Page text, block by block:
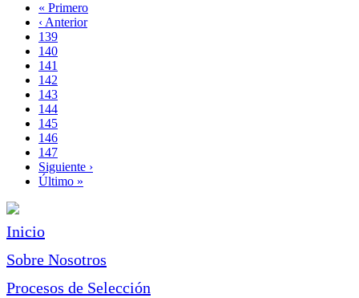
Paginación
Primera
página
« Primero
Página
anterior
‹ Anterior
Page
139
Page
140
Page
141
Page
142
Página
actual
143
Page
144
Page
145
Page
146
Page
147
Siguiente
página
Siguiente ›
Última
Último »
Inicio
Sobre Nosotros
Procesos de Selección